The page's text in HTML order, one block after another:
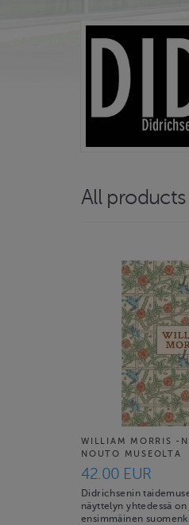
All products
WILLIAM MORRIS -
NOUTO MUSEOLTA
42.00 EUR
Didrichsenin
näyttelyn yhtedessä
ensimmäinen